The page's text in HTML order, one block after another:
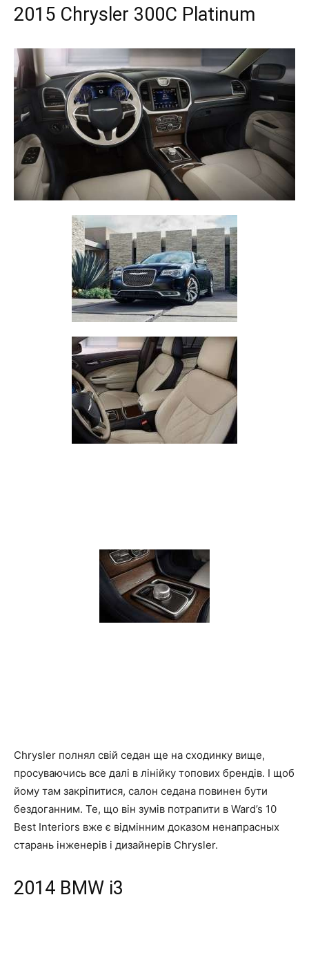
2015 Chrysler 300C Platinum
Chrysler полнял свій седан ще на сходинку вище,
просуваючись все далі в лінійку топових брендів. І щоб
йому там закріпитися, салон седана повинен бути
бездоганним. Те, що він зумів потрапити в Ward’s 10
Best Interiors вже є відмінним доказом ненапрасных
старань інженерів і дизайнерів Chrysler.
2014 BMW i3